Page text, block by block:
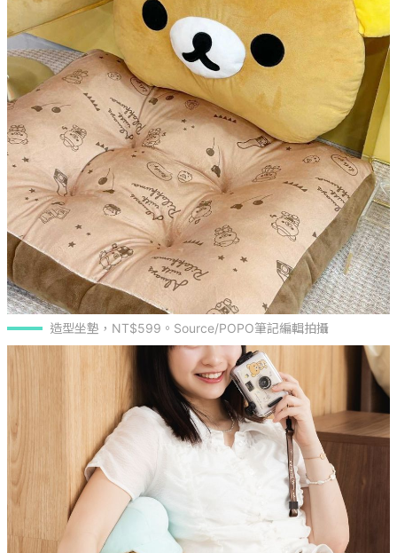
造型坐墊，NT$599。Source/POPO筆記編輯拍攝